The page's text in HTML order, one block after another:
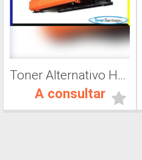
Toner Alternativo Hp CF361A, Impresora Láser
A consultar